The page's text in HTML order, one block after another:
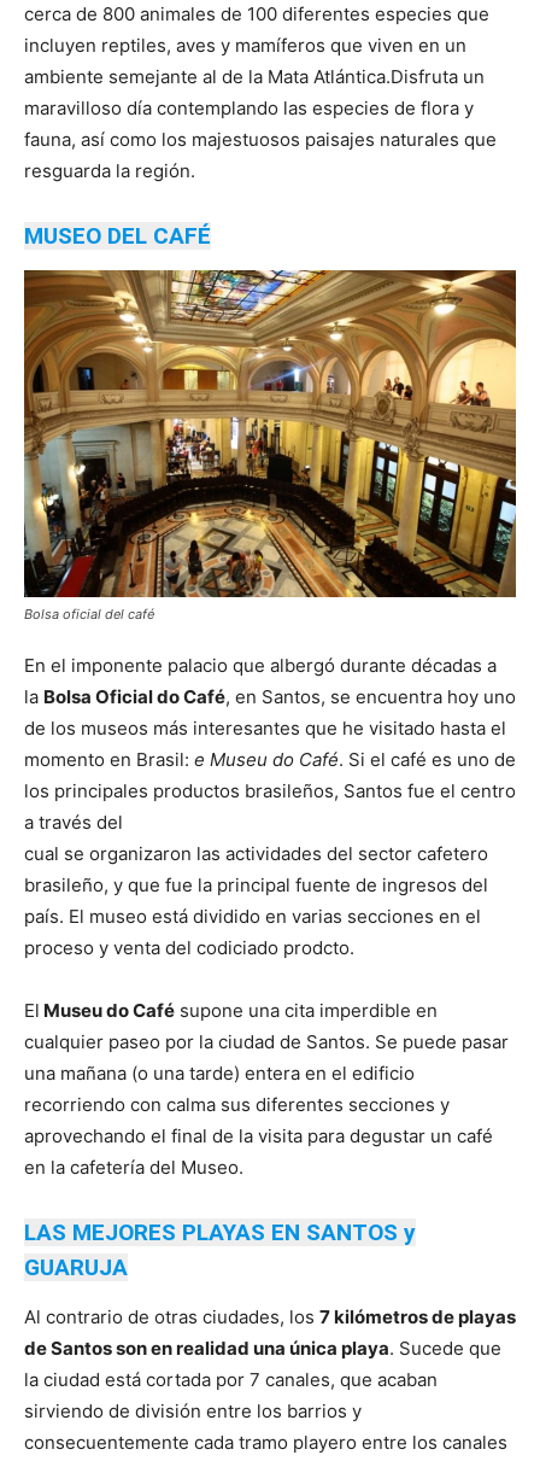
cerca de 800 animales de 100 diferentes especies que
incluyen reptiles, aves y mamíferos que viven en un
ambiente semejante al de la Mata Atlántica.Disfruta un
maravilloso día contemplando las especies de flora y
fauna, así como los majestuosos paisajes naturales que
resguarda la región.
MUSEO DEL CAFÉ
Bolsa oficial del café
En el imponente palacio que albergó durante décadas a
la Bolsa Oficial do Café, en Santos, se encuentra hoy uno
de los museos más interesantes que he visitado hasta el
momento en Brasil: e Museu do Café. Si el café es uno de
los principales productos brasileños, Santos fue el centro
a través del
cual se organizaron las actividades del sector cafetero
brasileño, y que fue la principal fuente de ingresos del
país. El museo está dividido en varias secciones en el
proceso y venta del codiciado prodcto.
El Museu do Café supone una cita imperdible en
cualquier paseo por la ciudad de Santos. Se puede pasar
una mañana (o una tarde) entera en el edificio
recorriendo con calma sus diferentes secciones y
aprovechando el final de la visita para degustar un café
en la cafetería del Museo.
LAS MEJORES PLAYAS EN SANTOS y
GUARUJA
Al contrario de otras ciudades, los 7 kilómetros de playas
de Santos son en realidad una única playa. Sucede que
la ciudad está cortada por 7 canales, que acaban
sirviendo de división entre los barrios y
consecuentemente cada tramo playero entre los canales